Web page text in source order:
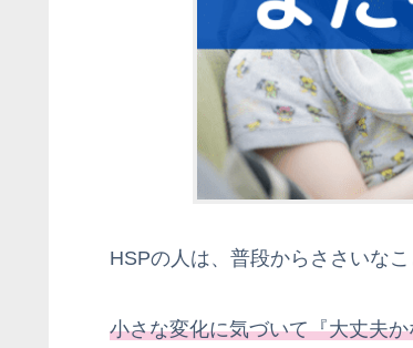
HSPの人は、普段からささいなこ
小さな変化に気づいて『大丈夫